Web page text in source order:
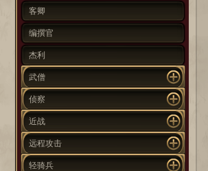
客卿
编撰官
杰利
武僧
侦察
近战
远程攻击
轻骑兵